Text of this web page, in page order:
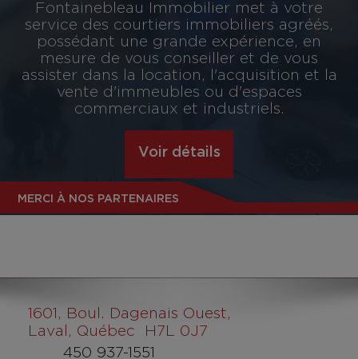
Fontainebleau Immobilier met à votre
service des courtiers immobiliers agréés,
possédant une grande expérience, en
mesure de vous conseiller et de vous
assister dans la location, l'acquisition et la
vente d'immeubles ou d'espaces
commerciaux et industriels.
Voir détails
MERCI À NOS PARTENAIRES
1601 , Boul. Dagenais Ouest,
Laval, Québec H7L 0J7
450 937-1551